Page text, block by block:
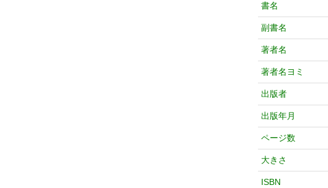
書名
副書名
著者名
著者名ヨミ
出版者
出版年月
ページ数
大きさ
ISBN